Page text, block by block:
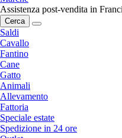
Assistenza post-vendita in
Cerca
Saldi
Cavallo
Fantino
Cane
Gatto
Animali
Allevamento
Fattoria
Speciale estate
Spedizione in 24 ore